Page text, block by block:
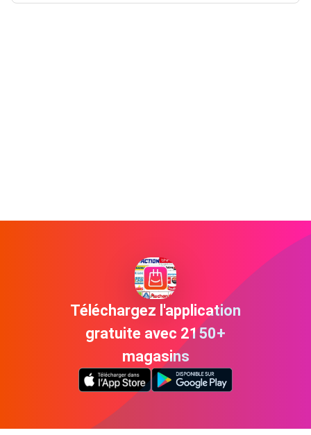
Téléchargez l'application
gratuite avec 2150+
magasins